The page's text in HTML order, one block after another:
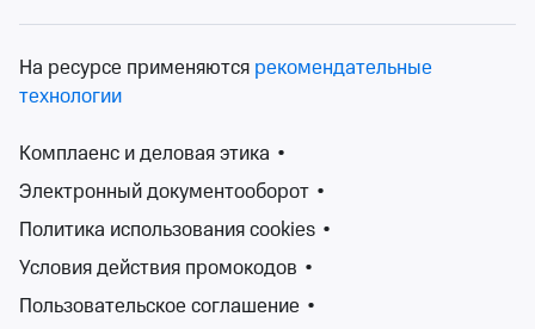
К сожалению, мы ничего не нашли
Изменить фильтры
Сбросить фильтры
На ресурсе применяются рекомендательные
технологии
Комплаенс и деловая этика •
Электронный документооборот •
Политика использования cookies •
Условия действия промокодов •
Пользовательское соглашение •